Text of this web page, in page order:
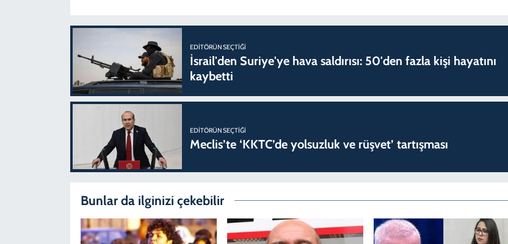
EDITÖRÜN SEÇTIĞI
İsrail'den Suriye'ye hava saldırısı: 50'den fazla kişi hayatını
kaybetti
EDITÖRÜN SEÇTIĞI
Meclis’te ‘KKTC’de yolsuzluk ve rüşvet’ tartışması
Bunlar da ilginizi çekebilir